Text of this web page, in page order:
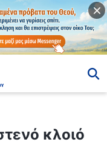
κλοιό